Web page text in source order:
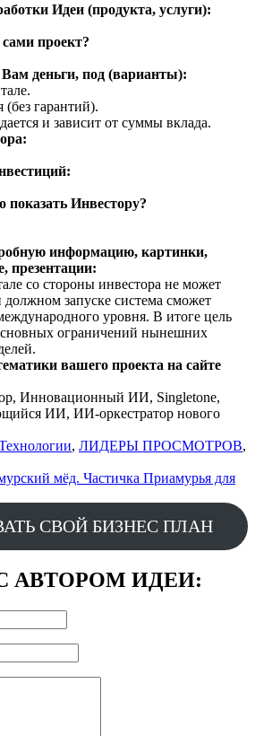
Идеи (продукта, услуги):
проект?
Вам деньги, под (варианты):
гарантий).
и зависит от суммы вклада.
Инвестору?
информацию, картинки,
презентации:
со стороны инвестора не может
запуске система сможет
уровня. В итоге цель
ограничений нынешних
вашего проекта на сайте
Инновационный ИИ, Singletone,
ИИ, ИИ-оркестратор нового
, ЛИДЕРЫ ПРОСМОТРОВ,
мёд. Частичка Приамурья для
СВОЙ БИЗНЕС ПЛАН
АВТОРОМ ИДЕИ: